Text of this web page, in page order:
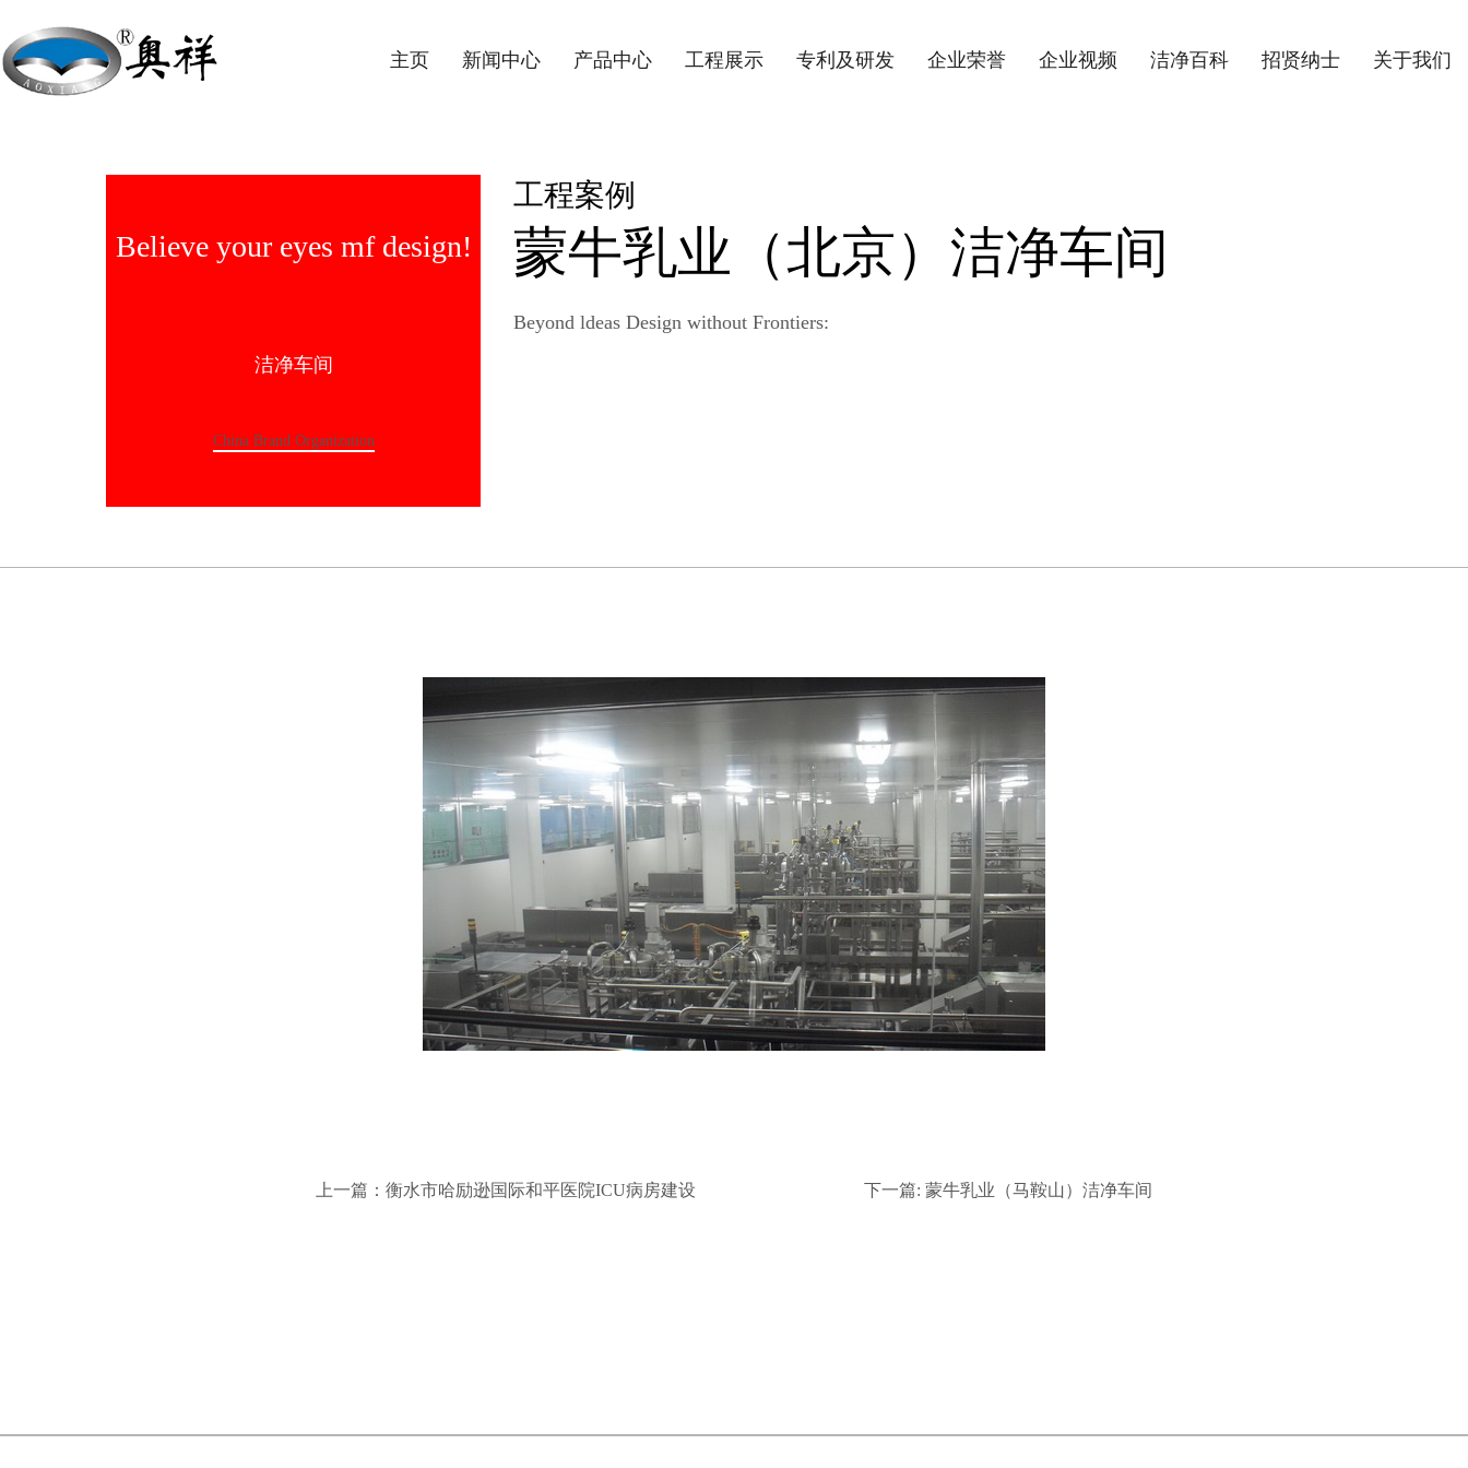
主页 新闻中心 产品中心 工程展示 专利及研发 企业荣誉 企业视频 洁净百科 招贤纳士 关于我们
Believe your eyes mf design!
洁净车间
China Brand Organization
工程案例
蒙牛乳业（北京）洁净车间
Beyond ldeas Design without Frontiers:
上一篇： 衡水市哈励逊国际和平医院ICU病房建设 下一篇:蒙牛乳业（马鞍山）洁净车间